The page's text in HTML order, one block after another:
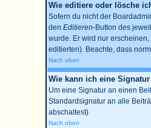
Wie editiere oder lösche
Sofern du nicht der
den Editieren-Button des
wurde. Er wird nur
editierten). Beachte, dass
Nach oben
Wie kann ich eine
Um eine Signatur an einen
Standardsignatur an alle
abschaltest)
Nach oben